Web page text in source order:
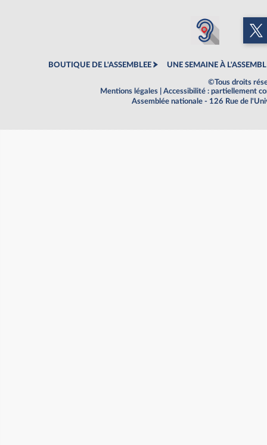
BOUTIQUE DE L'ASSEMBLEE UNE SEMAINE À
©Tous droits
Mentions légales
Accessibilité : partiellement
Assemblée nationale - 126 Rue de